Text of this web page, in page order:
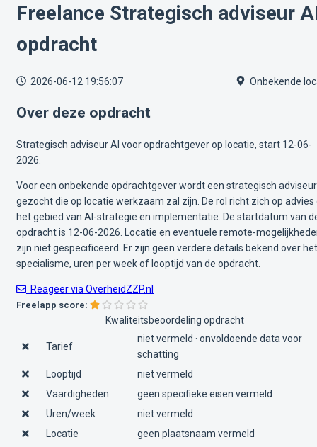
Freelance Strategisch adviseur
opdracht
2026-06-12 19:56:07 Onbekende
Over deze opdracht
Strategisch adviseur AI voor opdrachtgever op locatie, start 12-06-
2026.
Voor een onbekende opdrachtgever wordt een strategisch
gezocht die op locatie werkzaam zal zijn. De rol richt zich op advies
het gebied van AI-strategie en implementatie. De startdatum van
opdracht is 12-06-2026. Locatie en eventuele remote-
zijn niet gespecificeerd. Er zijn geen verdere details bekend over het
specialisme, uren per week of looptijd van de opdracht.
Reageer via OverheidZZP.nl
Freelapp score:
Kwaliteitsbeoordeling opdracht
Tarief
niet vermeld · onvoldoende data voor
schatting
Looptijd
niet vermeld
Vaardigheden
geen specifieke eisen vermeld
Uren/week
niet vermeld
Locatie
geen plaatsnaam vermeld